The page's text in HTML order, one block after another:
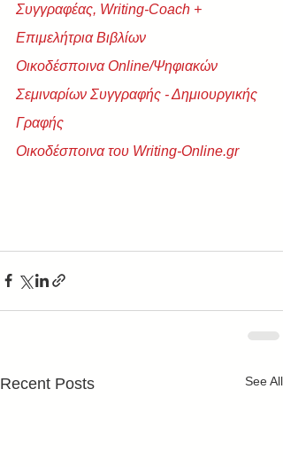
Συγγραφέας, Writing-Coach +
Eπιμελήτρια Βιβλίων
Οικοδέσποινα Online/Ψηφιακών
Σεμιναρίων Συγγραφής - Δημιουργικής
Γραφής
Οικοδέσποινα του Writing-Online.gr
Recent Posts See All